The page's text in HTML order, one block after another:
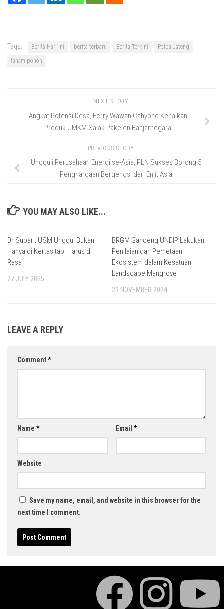
Tags: Berita Hari Ini berita terbaru Berita Terkini
Polda Jateng
tanam pohon
NEXT STORY
Angkat Potensi Desa, Ferry Wawan Cahyono Kenalkan
Produk UMKM Salak Pakelen Banjarnegara
PREVIOUS STORY
Ungguli Perusahaan Energi se-Asia, PLN Sukses Borong 5
Penghargaan Bergengsi dari Enlit Asia
YOU MAY ALSO LIKE...
Dr Supari: USM Unggul Bukan
Hanya di Kertas tapi Harus di
Rasa
27 JULY 2025
BRGM Gandeng UNDIP Lakukan
Penilaian dan Pemetaan
Ekosistem dalam Kesatuan
Landscape Mangrove
29 NOVEMBER 2024
LEAVE A REPLY
Comment*
Name * Email *
Website
Save my name, email, and website in this browser for the
next time I comment.